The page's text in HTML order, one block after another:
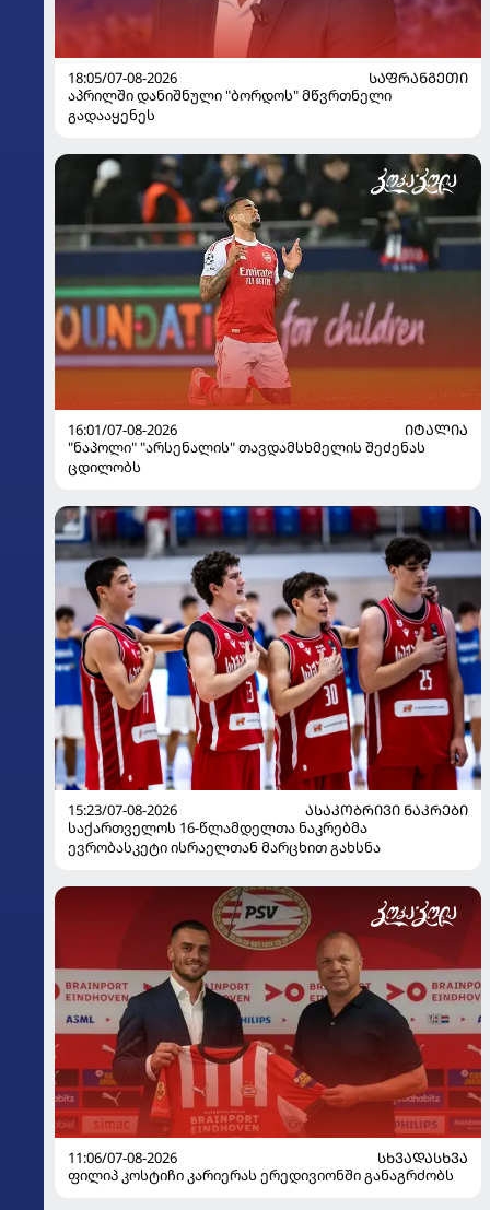
18:05/07-08-2026
ᲡᲐᲤᲠᲐᲜᲒᲔᲗᲘ
აპრილში დანიშნული "ბორდოს" მწვრთნელი
გადააყენეს
16:01/07-08-2026
ᲘᲢᲐᲚᲘᲐ
"ნაპოლი" "არსენალის" თავდამსხმელის შეძენას
ცდილობს
15:23/07-08-2026
ᲐᲡᲐᲙᲝᲑᲠᲘᲕᲘ ᲜᲐᲙᲠᲔᲑᲘ
საქართველოს 16-წლამდელთა ნაკრებმა
ევრობასკეტი ისრაელთან მარცხით გახსნა
11:06/07-08-2026
ᲡᲮᲕᲐᲓᲐᲡᲮᲕᲐ
ფილიპ კოსტიჩი კარიერას ერედივიონში განაგრძობს